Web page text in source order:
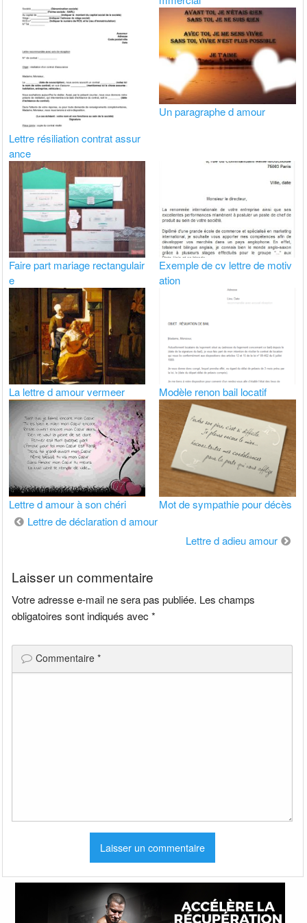
Lettre résiliation contrat assur
ance
Un paragraphe d amour
Faire part mariage rectangulair
e
Exemple de cv lettre de motiv
ation
La lettre d amour vermeer Modèle renon bail locatif
Lettre d amour à son chéri Mot de sympathie pour décès
Navigation
Lettre de déclaration d amour
Lettre d adieu amour
Laisser un commentaire
Votre adresse e-mail ne sera pas publiée. Les champs
obligatoires sont indiqués avec*
Commentaire*